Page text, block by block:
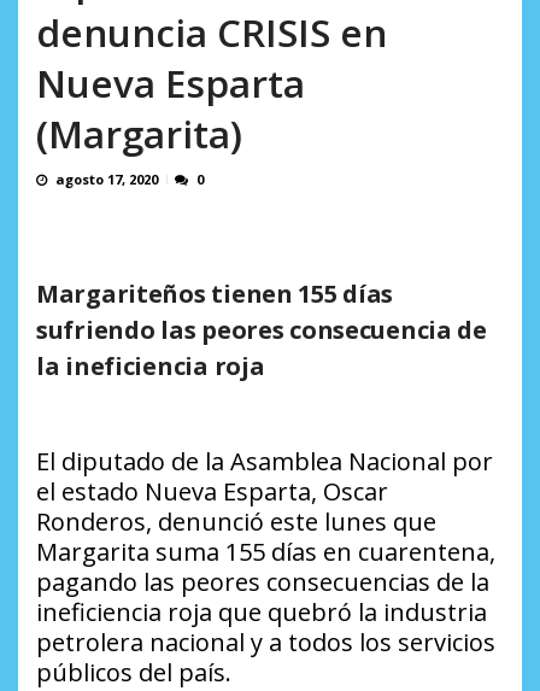
AGOSTO 6, 2026
denuncia CRISIS en
Nueva Esparta
(Margarita)
agosto 17, 2020 0
Margariteños tienen 155 días
sufriendo las peores consecuencia de
la ineficiencia roja
El diputado de la Asamblea Nacional por
el estado Nueva Esparta, Oscar
Ronderos, denunció este lunes que
Margarita suma 155 días en cuarentena,
pagando las peores consecuencias de la
ineficiencia roja que quebró la industria
petrolera nacional y a todos los servicios
públicos del país.